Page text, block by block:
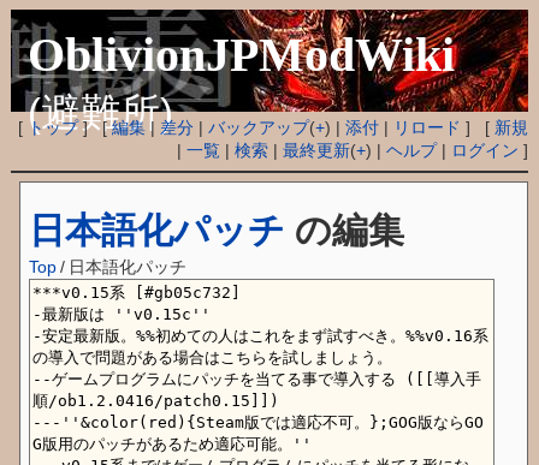
OblivionJPModWiki
(避難所)
[ トップ] [編集| 差分 |バックアップ(+) |添付 | リロード ] [ 新規
|一覧 |検索 |最終更新(+) |ヘルプ| ログイン ]
日本語化パッチ の編集
Top / 日本語化パッチ